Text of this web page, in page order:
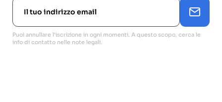
Puoi annullare l'iscrizione in ogni momenti. A questo scopo, cerca le
info di contatto nelle note legali.